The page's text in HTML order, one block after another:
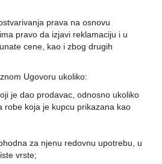
prava na osnovu
pravo da izjavi reklamaciju i u
cene, kao i zbog drugih
Ugovoru ukoliko:
je dao prodavac, odnosno ukoliko
robe koja je kupcu prikazana kao
za njenu redovnu upotrebu, u
vrste;